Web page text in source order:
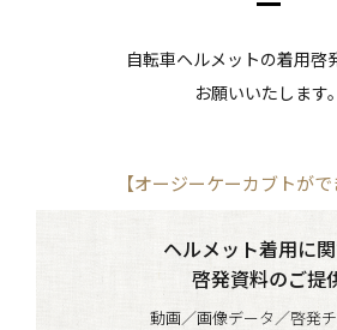
自転車ヘルメットの着用啓
お願いいたします。
【オージーケーカブトがで
ヘルメット着用に
啓発資料のご提
動画／画像データ／啓発